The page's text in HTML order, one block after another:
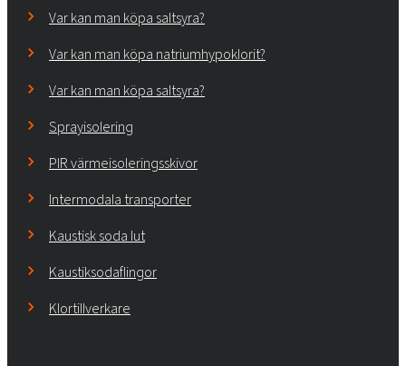
Var kan man köpa saltsyra?
Var kan man köpa natriumhypoklorit?
Var kan man köpa saltsyra?
Sprayisolering
PIR värmeisoleringsskivor
Intermodala transporter
Kaustisk soda lut
Kaustiksodaflingor
Klortillverkare